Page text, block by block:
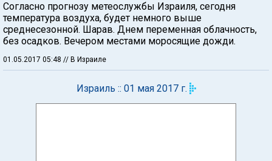
Согласно прогнозу метеослужбы Израиля, сегодня
температура воздуха, будет немного выше
среднесезонной. Шарав. Днем переменная облачность,
без осадков. Вечером местами моросящие дожди.
01.05.2017 05:48 // В Израиле
Израиль :: 01 мая 2017 г.